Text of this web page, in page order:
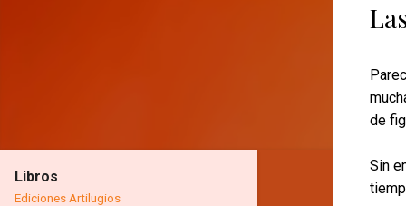
de
Sin
Libros
Ediciones Artilugios